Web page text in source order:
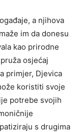
a njihova
im da donesu
kao prirodne
osjećaj
primjer, Djevica
koristiti svoje
potrebe svojih
s drugima